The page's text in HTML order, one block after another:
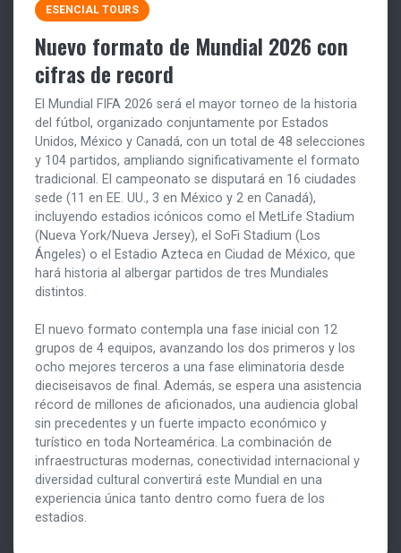
ESENCIAL TOURS
Nuevo formato de Mundial 2026 con
cifras de record
El Mundial FIFA 2026 será el mayor torneo de la historia
del fútbol, organizado conjuntamente por Estados
Unidos, México y Canadá, con un total de 48 selecciones
y 104 partidos, ampliando significativamente el formato
tradicional. El campeonato se disputará en 16 ciudades
sede (11 en EE. UU., 3 en México y 2 en Canadá),
incluyendo estadios icónicos como el MetLife Stadium
(Nueva York/Nueva Jersey), el SoFi Stadium (Los
Ángeles) o el Estadio Azteca en Ciudad de México, que
hará historia al albergar partidos de tres Mundiales
distintos.
El nuevo formato contempla una fase inicial con 12
grupos de 4 equipos, avanzando los dos primeros y los
ocho mejores terceros a una fase eliminatoria desde
dieciseisavos de final. Además, se espera una asistencia
récord de millones de aficionados, una audiencia global
sin precedentes y un fuerte impacto económico y
turístico en toda Norteamérica. La combinación de
infraestructuras modernas, conectividad internacional y
diversidad cultural convertirá este Mundial en una
experiencia única tanto dentro como fuera de los
estadios.